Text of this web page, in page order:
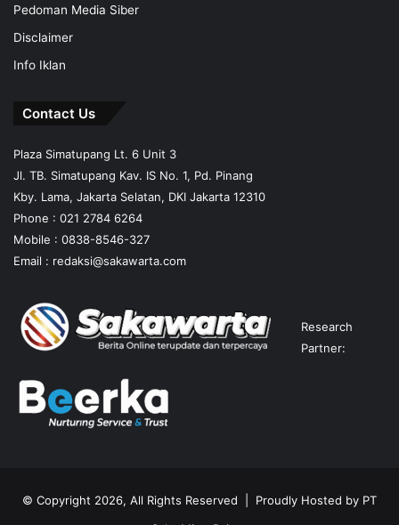
Pedoman Media Siber
Disclaimer
Info Iklan
Contact Us
Plaza Simatupang Lt. 6 Unit 3
Jl. TB. Simatupang Kav. IS No. 1, Pd. Pinang
Kby. Lama, Jakarta Selatan, DKI Jakarta 12310
Phone : 021 2784 6264
Mobile : 0838-8546-327
Email : redaksi@sakawarta.com
Research
Partner:
© Copyright 2026, All Rights Reserved | Proudly Hosted by PT